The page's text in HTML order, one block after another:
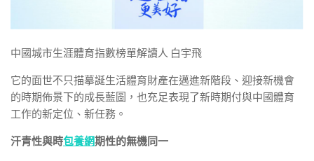
中國城市生涯體育指數榜單解讀人 白宇飛
它的面世不只描摹誕生活體育財產在邁進新階段、迎接新機會
的時期佈景下的成長藍圖，也充足表現了新時期付與中國體育
工作的新定位、新任務。
汗青性與時包養網期性的無機同一